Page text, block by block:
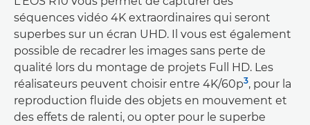
séquences vidéo 4K extraordinaires qui seront
superbes sur un écran UHD. Il vous est également
possible de recadrer les images sans perte de
qualité lors du montage de projets Full HD. Les
réalisateurs peuvent choisir entre 4K/60p3, pour la
reproduction fluide des objets en mouvement et
des effets de ralenti, ou opter pour le superbe